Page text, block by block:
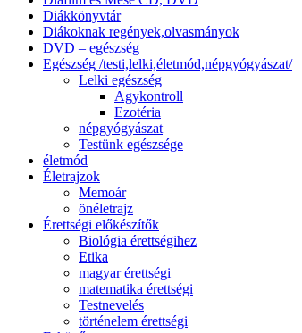
Diákkönyvtár
Diákoknak regények,olvasmányok
DVD – egészség
Egészség /testi,lelki,életmód,népgyógyászat/
Lelki egészség
Agykontroll
Ezotéria
népgyógyászat
Testünk egészsége
életmód
Életrajzok
Memoár
önéletrajz
Érettségi előkészítők
Biológia érettségihez
Etika
magyar érettségi
matematika érettségi
Testnevelés
történelem érettségi